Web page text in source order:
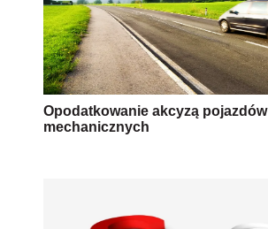
Opodatkowanie akcyzą pojazdów
mechanicznych